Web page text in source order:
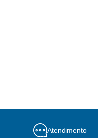
Atendimento